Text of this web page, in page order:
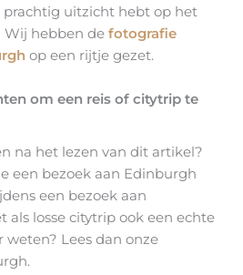
prachtig uitzicht hebt op het
Wij hebben de fotografie
op een rijtje gezet.
om een reis of citytrip te
na het lezen van dit artikel?
een bezoek aan Edinburgh
een bezoek aan
als losse citytrip ook een echte
weten? Lees dan onze